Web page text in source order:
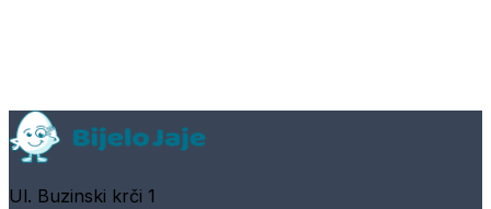
Ul. Buzinski krči 1